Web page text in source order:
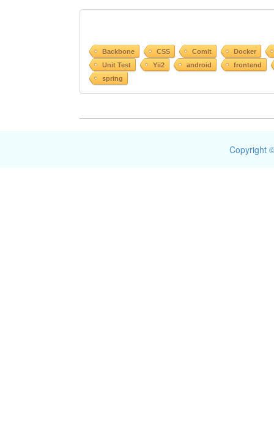
Backbone CSS Comit
Docker
Unit Test
Yii2 android
frontend
spring
Copyright